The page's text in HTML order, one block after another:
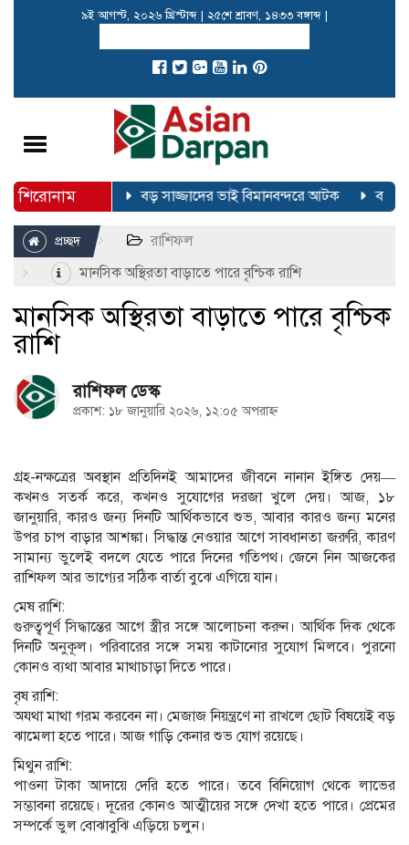
৯ই আগস্ট, ২০২৬ খ্রিস্টাব্দ | ২৫শে শ্রাবণ, ১৪৩৩ বঙ্গাব্দ |
Toggle
শিরোনাম
বিজি-৩০৬ বড় সাজ্জাদের ভাই বিমানবন্দরে আটক
প্রচ্ছদ
রাশিফল
মানসিক অস্থিরতা বাড়াতে পারে বৃশ্চিক রাশি
মানসিক অস্থিরতা বাড়াতে পারে বৃশ্চিক
রাশি
রাশিফল ডেস্ক
প্রকাশ: ১৮ জানুয়ারি ২০২৬, ১২:০৫ অপরাহ্ন
গ্রহ-নক্ষত্রের অবস্থান প্রতিদিনই আমাদের জীবনে নানান ইঙ্গিত দেয়—
কখনও সতর্ক করে, কখনও সুযোগের দরজা খুলে দেয়। আজ, ১৮
জানুয়ারি, কারও জন্য দিনটি আর্থিকভাবে শুভ, আবার কারও জন্য মনের
উপর চাপ বাড়ার আশঙ্কা। সিদ্ধান্ত নেওয়ার আগে সাবধানতা জরুরি, কারণ
সামান্য ভুলেই বদলে যেতে পারে দিনের গতিপথ। জেনে নিন আজকের
রাশিফল আর ভাগ্যের সঠিক বার্তা বুঝে এগিয়ে যান।
মেষ রাশি:
গুরুত্বপূর্ণ সিদ্ধান্তের আগে স্ত্রীর সঙ্গে আলোচনা করুন। আর্থিক দিক থেকে
দিনটি অনুকূল। পরিবারের সঙ্গে সময় কাটানোর সুযোগ মিলবে। পুরনো
কোনও ব্যথা আবার মাথাচাড়া দিতে পারে।
বৃষ রাশি:
অযথা মাথা গরম করবেন না। মেজাজ নিয়ন্ত্রণে না রাখলে ছোট বিষয়েই বড়
ঝামেলা হতে পারে। আজ গাড়ি কেনার শুভ যোগ রয়েছে।
মিথুন রাশি:
পাওনা টাকা আদায়ে দেরি হতে পারে। তবে বিনিয়োগ থেকে লাভের
সম্ভাবনা রয়েছে। দূরের কোনও আত্মীয়ের সঙ্গে দেখা হতে পারে। প্রেমের
সম্পর্কে ভুল বোঝাবুঝি এড়িয়ে চলুন।